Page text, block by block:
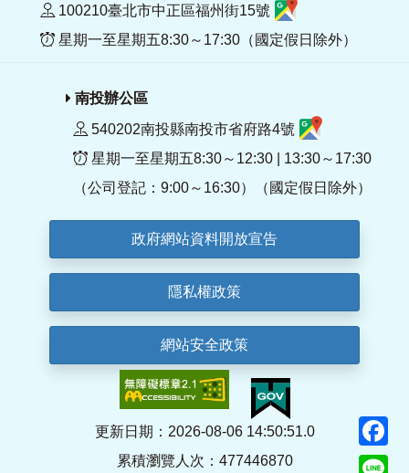
100210臺北市中正區福州街15號
星期一至星期五8:30～17:30（國定假日除外）
南投辦公區
540202南投縣南投市省府路4號
星期一至星期五8:30～12:30 | 13:30～17:30
（公司登記：9:00～16:30）（國定假日除外）
政府網站資料開放宣告
隱私權政策
網站安全政策
更新日期：2026-08-06 14:50:51.0
累積瀏覽人次：477446870